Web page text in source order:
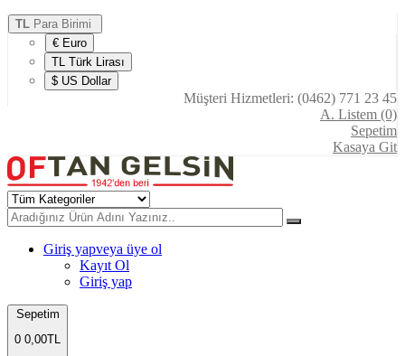
TL Para Birimi
€ Euro
TL Türk Lirası
$ US Dollar
Müşteri Hizmetleri: (0462) 771 23 45
A. Listem (0)
Sepetim
Kasaya Git
Giriş yapveya üye ol
Kayıt Ol
Giriş yap
Sepetim
0 0,00TL